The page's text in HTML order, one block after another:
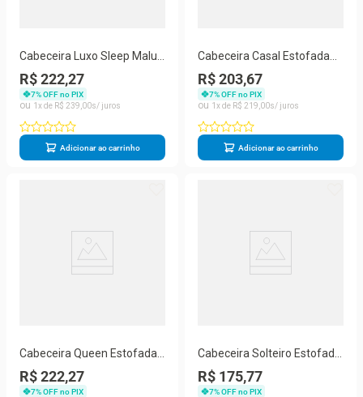
Cabeceira Luxo Sleep Malu
Casal 140cm Preto
R$ 222,27
7% OFF no PIX
1
R$ 239 00
Adicionar ao carrinho
Cabeceira Casal Estofada
Berlim Cinza -m&f Decor
R$ 203,67
7% OFF no PIX
1
R$ 219 00
Adicionar ao carrinho
Cabeceira Queen Estofada
Cancun Cinza
R$ 222,27
7% OFF no PIX
Cabeceira Solteiro Estofada
Cancun Rosa
R$ 175,77
7% OFF no PIX